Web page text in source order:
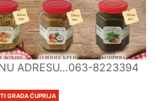
ADRESU…063-8223394
GRADA ĆUPRIJA